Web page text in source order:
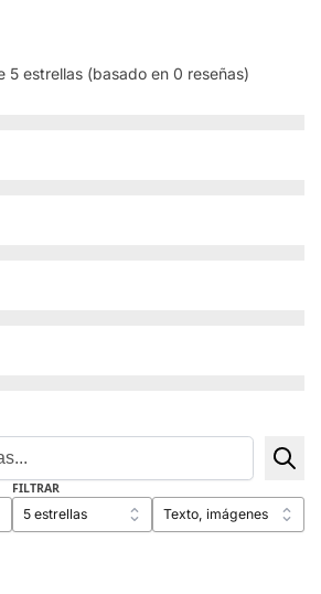
5 estrellas (basado en 0 reseñas)
FILTRAR